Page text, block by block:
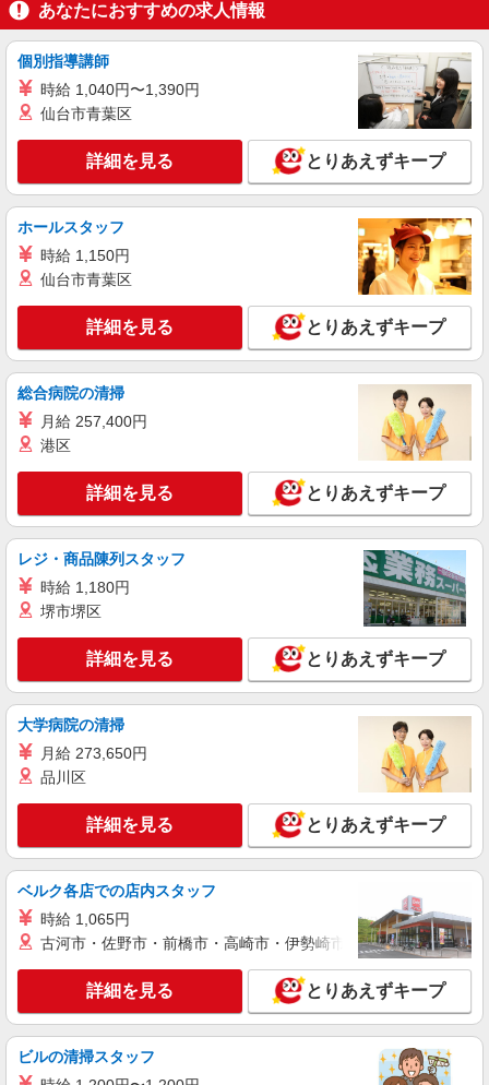
キープ
ライフ南千住店（店舗コード875）
ライフ南千住店 東京都荒川区南千住6-43-13
キープ 詳細を見る
パート
デイリー・加工食品
時給1,235円以上
ライフ南千住店 東京都荒川区南千住6-43-13
キープ 詳細を見る
ライフ東尾久店（店舗コード828）
惣菜
時給1,235円以上
ライフ東尾久店 東京都荒川区東尾久6-18-10
詳細を見る
パート
ライフ南千住店（店舗コード875）
時給1,235円以上 日祝 時給1,335円以上
ライフ南千住店 東京都荒川区南千住6-43-13
キープ 詳細を見る
アルバイト
ライフ東日暮里店 東京都荒川区東日暮里4-36-
20
キープ 詳細を見る
あなたにおすすめの求人情報
個別指導講師
時給 1,040円〜1,390円
仙台市青葉区
詳細を見る とりあえずキープ
ホールスタッフ
時給 1,150円
仙台市青葉区
詳細を見る とりあえずキープ
総合病院の清掃
月給 257,400円
港区
詳細を見る とりあえずキープ
レジ・商品陳列スタッフ
時給 1,180円
堺市堺区
詳細を見る とりあえずキープ
大学病院の清掃
月給 273,650円
品川区
詳細を見る とりあえずキープ
ベルク各店での店内スタッフ
時給 1,065円
古河市・佐野市・前橋市・高崎市・伊勢崎市・太田市・館林市
詳細を見る とりあえずキープ
ビルの清掃スタッフ